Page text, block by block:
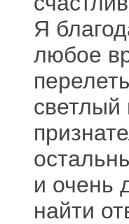
Я
любое
светлый
и очень
найти